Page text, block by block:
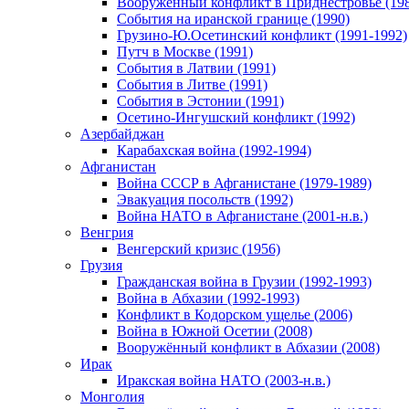
События на иранской границе (1990)
Грузино-Ю.Осетинский конфликт (1991-1992)
Путч в Москве (1991)
События в Латвии (1991)
События в Литве (1991)
События в Эстонии (1991)
Осетино-Ингушский конфликт (1992)
Азербайджан
Карабахская война (1992-1994)
Афганистан
Война СССР в Афганистане (1979-1989)
Эвакуация посольств (1992)
Война НАТО в Афганистане (2001-н.в.)
Венгрия
Венгерский кризис (1956)
Грузия
Гражданская война в Грузии (1992-1993)
Война в Абхазии (1992-1993)
Конфликт в Кодорском ущелье (2006)
Война в Южной Осетии (2008)
Вооружённый конфликт в Абхазии (2008)
Ирак
Иракская война НАТО (2003-н.в.)
Монголия